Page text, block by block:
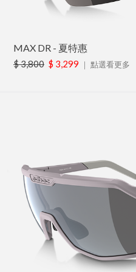
MAX DR - 夏特惠
$ 3,800 $ 3,299 ｜ 點選看更多